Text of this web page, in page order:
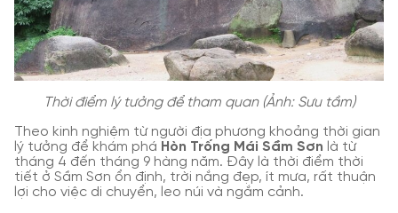
Thời điểm lý tưởng để tham quan (Ảnh: Sưu tầm)
Theo kinh nghiệm từ người địa phương khoảng thời gian
lý tưởng để khám phá Hòn Trống Mái Sầm Sơn là từ
tháng 4 đến tháng 9 hàng năm. Đây là thời điểm thời
tiết ở Sầm Sơn ổn định, trời nắng đẹp, ít mưa, rất thuận
lợi cho việc di chuyển, leo núi và ngắm cảnh.